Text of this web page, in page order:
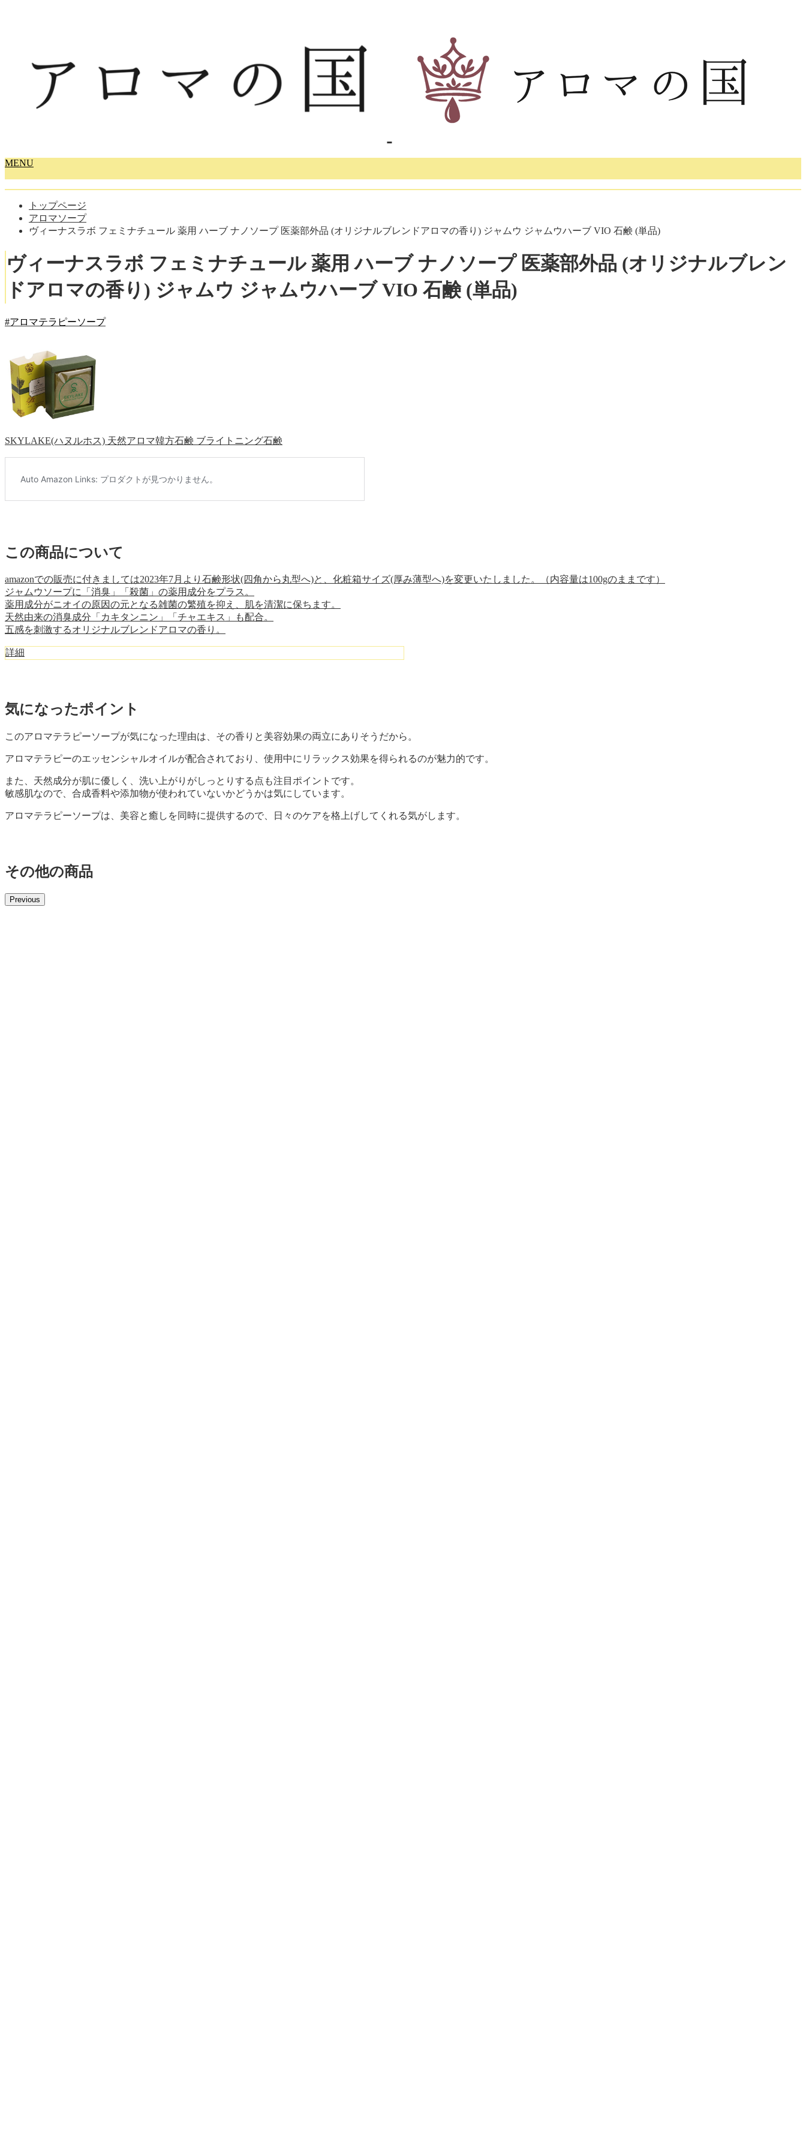
MENU
トップページ
アロマソープ
ヴィーナスラボ フェミナチュール 薬用 ハーブ ナノソープ 医薬部外品 (オリジナルブレンドアロマの香り) ジャムウ ジャムウハーブ VIO 石鹸 (単品)
ヴィーナスラボ フェミナチュール 薬用 ハーブ ナノソープ 医薬部外品 (オリジナルブレン
ドアロマの香り) ジャムウ ジャムウハーブ VIO 石鹸 (単品)
#アロマテラピーソープ
SKYLAKE(ハヌルホス) 天然アロマ韓方石鹸 ブライトニング石鹸
この商品について
amazonでの販売に付きましては2023年7月より石鹸形状(四角から丸型へ)と、化粧箱サイズ(厚み薄型へ)を変更いたしました。（内容量は100gのままです）
ジャムウソープに「消臭」「殺菌」の薬用成分をプラス。
薬用成分がニオイの原因の元となる雑菌の繁殖を抑え、肌を清潔に保ちます。
天然由来の消臭成分「カキタンニン」「チャエキス」も配合。
五感を刺激するオリジナルブレンドアロマの香り。
詳細
気になったポイント
このアロマテラピーソープが気になった理由は、その香りと美容効果の両立にありそうだから。
アロマテラピーのエッセンシャルオイルが配合されており、使用中にリラックス効果を得られるのが魅力的です。
また、天然成分が肌に優しく、洗い上がりがしっとりする点も注目ポイントです。
敏感肌なので、合成香料や添加物が使われていないかどうかは気にしています。
アロマテラピーソープは、美容と癒しを同時に提供するので、日々のケアを格上げしてくれる気がします。
その他の商品
Previous